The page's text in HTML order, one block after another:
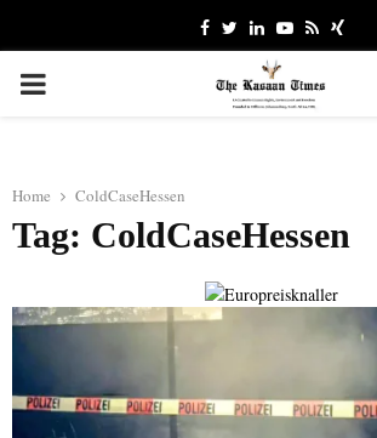
Facebook
TwitterLinkedinYoutube
RssXing
PRIMARY
Home ColdCaseHessen
Tag: ColdCaseHessen